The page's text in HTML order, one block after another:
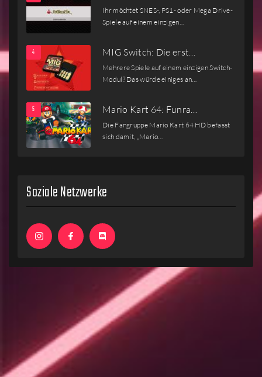
Ihr möchtet SNES-, PS1- oder Mega Drive-
Spiele auf einem einzigen…
MIG Switch: Die erst…
Mehrere Spiele auf einem einzigen Switch-
Modul? Das würde einiges an…
Mario Kart 64: Funra…
Die Fangruppe Mario Kart 64 HD befasst
sich damit, „Mario…
Soziale Netzwerke